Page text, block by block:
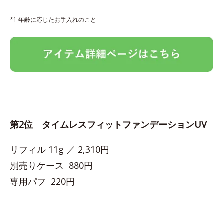
*1 年齢に応じたお手入れのこと
第2位 タイムレスフィットファンデーションUV
リフィル 11g ／ 2,310円
別売りケース 880円
専用パフ 220円